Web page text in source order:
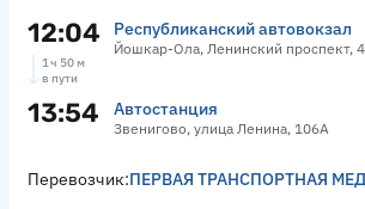
12:04 Республиканский автовокзал
Йошкар-Ола, Ленинский проспект,
1 ч 50 м
в пути
13:54 Автостанция
Звенигово, улица Ленина, 106А
Перевозчик:ПЕРВАЯ ТРАНСПОРТНАЯ